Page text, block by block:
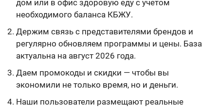
дом или в офис здоровую еду с учетом
необходимого баланса КБЖУ.
Держим связь с представителями брендов и
регулярно обновляем программы и цены. База
актуальна на август 2026 года.
Даем промокоды и скидки — чтобы вы
экономили не только время, но и деньги.
Наши пользователи размещают реальные